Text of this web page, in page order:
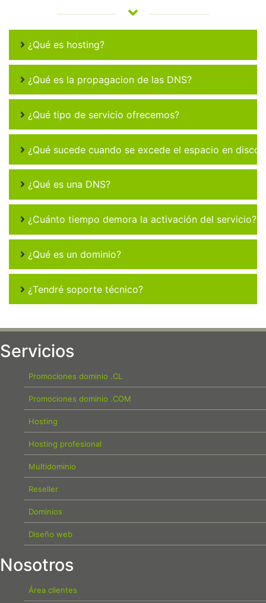
¿Qué es hosting?
¿Qué es la propagacion de las DNS?
¿Qué tipo de servicio ofrecemos?
¿Qué sucede cuando se excede el espacio en disco
¿Qué es una DNS?
¿Cuánto tiempo demora la activación del servicio?
¿Qué es un dominio?
¿Tendré soporte técnico?
Servicios
Promociones dominio .CL
Promociones dominio .COM
Hosting
Hosting profesional
Multidominio
Reseller
Dominios
Diseño web
Nosotros
Área clientes